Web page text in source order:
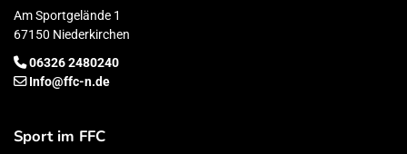
Am Sportgelände 1
67150 Niederkirchen
06326 2480240
Info@ffc-n.de
Sport im FFC